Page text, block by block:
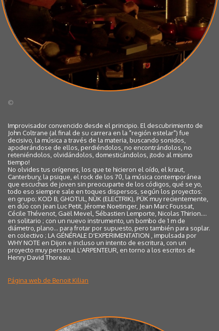
©
Improvisador convencido desde el principio. El descubrimiento de
John Coltrane (al final de su carrera en la "región estelar") fue
decisivo, la música a través de la materia, buscando sonidos,
apoderándose de ellos, perdiéndolos, no encontrándolos, no
reteniéndolos, olvidándolos, domesticándolos, ¡todo al mismo
tiempo!
No olvides tus orígenes, los que te hicieron el oído, el kraut,
Canterbury, la psique, el rock de los 70, la música contemporánea
que escuchas de joven sin preocuparte de los códigos, qué se yo,
todo eso siempre sale en toques dispersos, según los proyectos:
en grupo; KOD B, GHOTUL, NÜK (ELECTRIK), PÜK muy recientemente,
en dúo con Jean Luc Petit, Jérome Noetinger, Jean Marc Foussat,
Cécile Thévenot, Gaël Mevel, Sébastien Lemporte, Nicolas Thirion....
en solitario ; con un nuevo instrumento, un bombo de 1 m de
diámetro, plano... para frotar por supuesto, pero también para soplar.
en colectivo ; LA GÉNÉRALE D'EXPERIMENTATION , impulsada por
WHY NOTE en Dijon e incluso un intento de escritura, con un
proyecto muy personal L'ARPENTEUR, en torno a los escritos de
Henry David Thoreau.
Página web de Benoit Kilian